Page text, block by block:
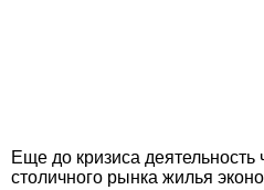
Еще до кризиса
столичного рынка жилья